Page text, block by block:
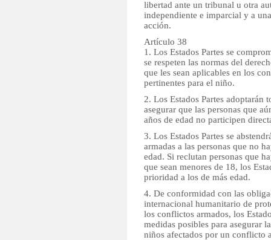
libertad ante un tribunal u otra
independiente e imparcial y a
acción.
Artículo 38
1. Los Estados Partes se
se respeten las normas del
que les sean aplicables en los
pertinentes para el niño.
2. Los Estados Partes adoptarán
asegurar que las personas que
años de edad no participen
3. Los Estados Partes se
armadas a las personas que no
edad. Si reclutan personas que
que sean menores de 18, los
prioridad a los de más edad.
4. De conformidad con las
internacional humanitario de
los conflictos armados, los
medidas posibles para asegurar
niños afectados por un conflicto